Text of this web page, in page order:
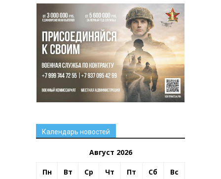
Календарь новостей
Август 2026
Пн Вт Ср Чт Пт Сб Вс